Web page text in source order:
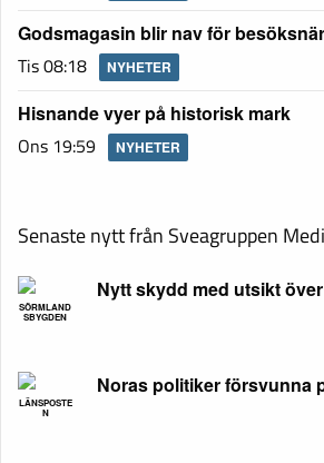
Godsmagasin blir nav för
Tis 08:18 NYHETER
Hisnande vyer på historisk mark
Ons 19:59 NYHETER
Senaste nytt från Sveagruppen
SÖRMLAND
SBYGDEN
Nytt skydd med utsikt
LÄNSPOSTE
N
Noras politiker försvunna